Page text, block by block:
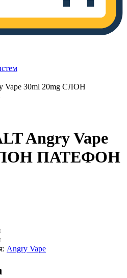
Vape 30ml 20mg СЛОН
Angry Vape
ПАТЕФОН
Angry Vape